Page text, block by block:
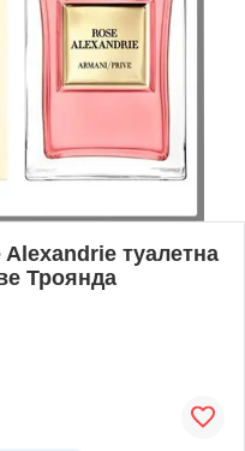
туалетна
Троянда